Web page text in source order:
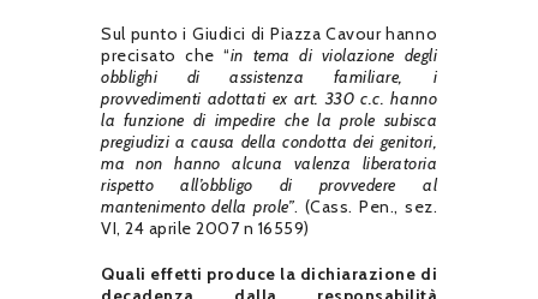
Sul punto i Giudici di Piazza Cavour hanno
precisato che “in tema di violazione degli
obblighi di assistenza familiare, i
provvedimenti adottati ex art. 330 c.c. hanno
la funzione di impedire che la prole subisca
pregiudizi a causa della condotta dei genitori,
ma non hanno alcuna valenza liberatoria
rispetto all’obbligo di provvedere al
mantenimento della prole”. (Cass. Pen., sez.
VI, 24 aprile 2007 n 16559)
Quali effetti produce la dichiarazione di